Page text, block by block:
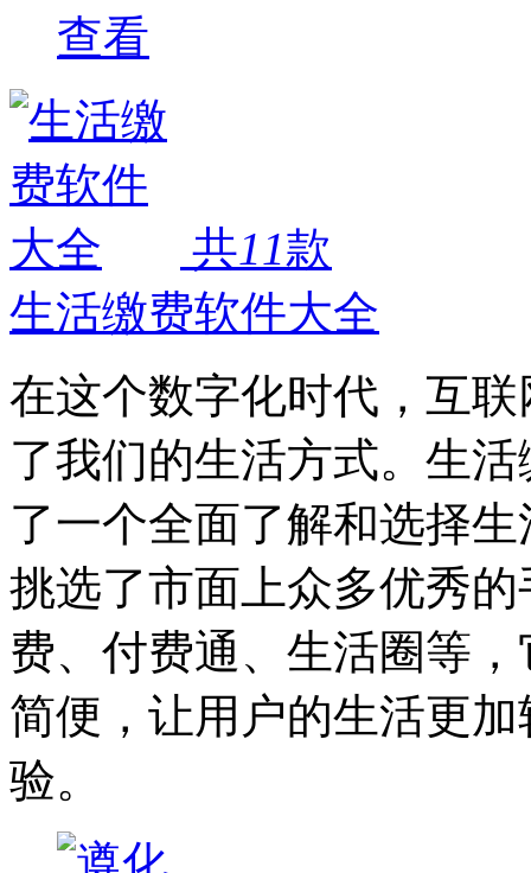
查看
共11款
生活缴费软件大全
在这个数字化时代，互
了我们的生活方式。生
了一个全面了解和选择
挑选了市面上众多优秀
费、付费通、生活圈等
简便，让用户的生活更
验。